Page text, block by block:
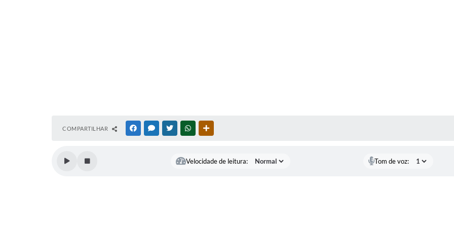
COMPARTILHAR FACEBOOKMESSENGER
TWITTERWHATSAPP
Velocidade de leitura: Tom de voz: